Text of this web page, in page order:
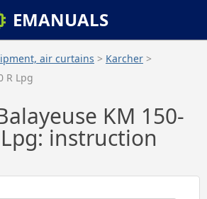
EMANUALS
air curtains > Karcher >
R Lpg
KM 150-
instruction